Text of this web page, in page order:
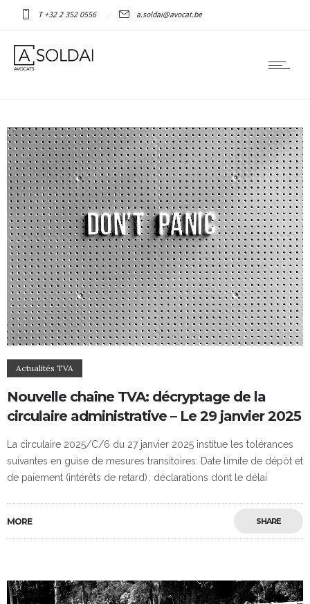
T +32 2 352 0556 a.soldai@avocat.be
Actualités TVA
Nouvelle chaîne TVA: décryptage de la
circulaire administrative – Le 29 janvier 2025
La circulaire 2025/C/6 du 27 janvier 2025 institue les tolérances
suivantes en guise de mesures transitoires: Date limite de dépôt et
de paiement (intérêts de retard) : déclarations dont le délai
MORE SHARE